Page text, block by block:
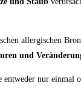
allergischen
und
nur einmal